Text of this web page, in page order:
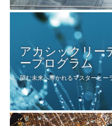
アカシックリー
ープログラム
望む未来へ導かれるマスターヒー